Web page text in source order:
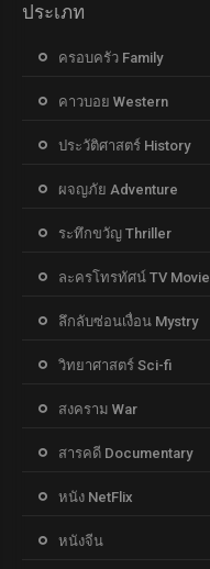
ประเภท
ครอบครัว Family
คาวบอย Western
ประวัติศาสตร์ History
ผจญภัย Adventure
ระทึกขวัญ Thriller
ละครโทรทัศน์ TV Movie
ลึกลับซ่อนเงื่อน Mystry
วิทยาศาสตร์ Sci-fi
สงคราม War
สารคดี Documentary
หนัง NetFlix
หนังจีน